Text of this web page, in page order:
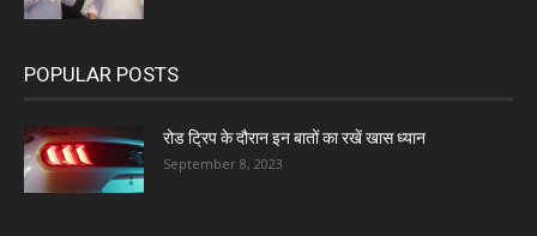
POPULAR POSTS
रोड ट्रिप के दौरान इन बातों का रखें खास ध्यान
September 8, 2023